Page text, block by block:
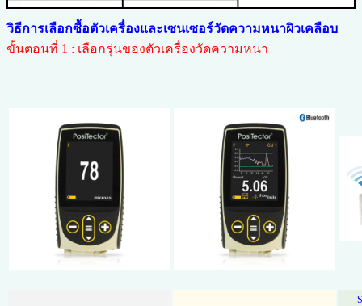
วิธีการเลือกซื้อตัวเครื่องและเซนเซอร์วัดความหนาผิวเคลือบ
ขั้นตอนที่ 1 : เลือกรุ่นของตัวเครื่องวัดความหนา